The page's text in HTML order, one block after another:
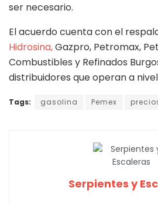
ser necesario.
El acuerdo cuenta con el
Hidrosina,Gazpro, Petromax,
Combustibles y Refinados
distribuidores que operan a
Tags: gasolina Pemex
Serpientes y